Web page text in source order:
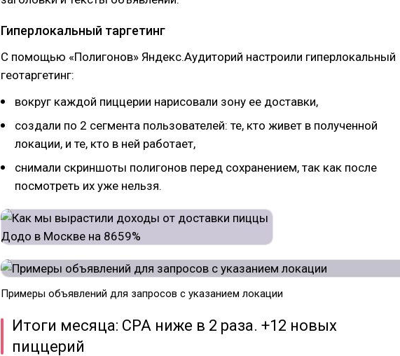
Гиперлокальный таргетинг
С помощью «Полигонов» Яндекс.Аудиторий настроили гиперлокальный
геотаргетинг:
вокруг каждой пиццерии нарисовали зону ее доставки,
создали по 2 сегмента пользователей: те, кто живет в полученной
локации, и те, кто в ней работает,
снимали скриншоты полигонов перед сохранением, так как после
посмотреть их уже нельзя.
Примеры объявлений для запросов с указанием локации
Итоги месяца: СРА ниже в 2 раза. +12 новых
пиццерий